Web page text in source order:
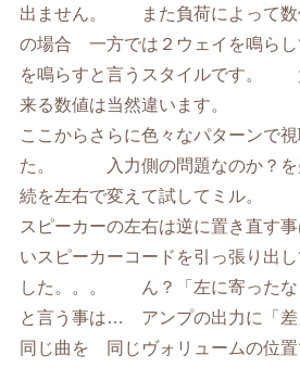
出ません。 また負荷によって
の場合 一方では２ウェイを鳴ら
を鳴らすと言うスタイルです。
来る数値は当然違います。
ここからさらに色々なパターンで
た。 入力側の問題なのか？を
続を左右で変えて試してミル。
スピーカーの左右は逆に置き直す
いスピーカーコードを引っ張り出
した。。。 ん？「左に寄った
と言う事は… アンプの出力に「
同じ曲を 同じヴォリュームの位